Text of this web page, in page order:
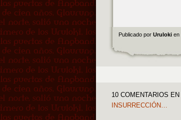
Publicado por Uruloki en
10 COMENTARIOS EN
INSURRECCIÓN…